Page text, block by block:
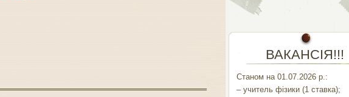
ВАКАНСІЯ!!!
Станом на 01.07.2026 р.:
– учитель фізики (1 ставка);